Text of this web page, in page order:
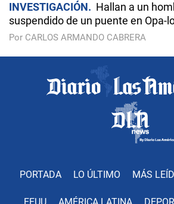
INVESTIGACIÓN
Hallan a un
suspendido de un puente en Opa-
Por CARLOS ARMANDO CABRERA
PORTADA LO ÚLTIMO MÁS